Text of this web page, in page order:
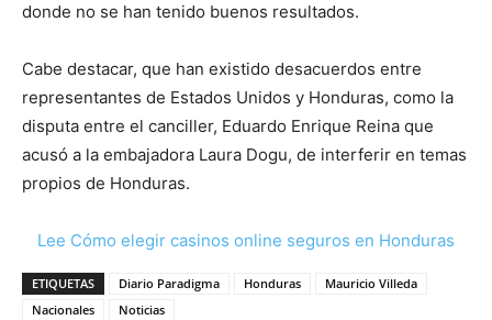
donde no se han tenido buenos resultados.
Cabe destacar, que han existido desacuerdos entre
representantes de Estados Unidos y Honduras, como la
disputa entre el canciller, Eduardo Enrique Reina que
acusó a la embajadora Laura Dogu, de interferir en temas
propios de Honduras.
Lee Cómo elegir casinos online seguros en Honduras
ETIQUETAS Diario Paradigma Honduras
Mauricio Villeda
Nacionales
Noticias